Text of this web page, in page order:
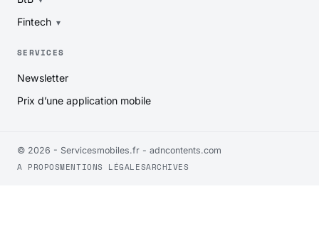
Fintech
SERVICES
Newsletter
Prix d’une application mobile
© 2026 - Servicesmobiles.fr - adncontents.com
A PROPOSMENTIONS LÉGALESARCHIVES